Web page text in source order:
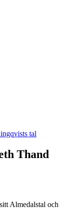
tal
Thand
Almedalstal och